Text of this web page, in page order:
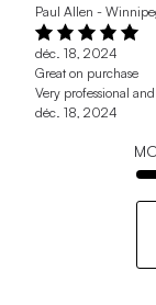
Paul Allen -
déc. 18, 2024
Great on purchase
Very professional
déc. 18, 2024